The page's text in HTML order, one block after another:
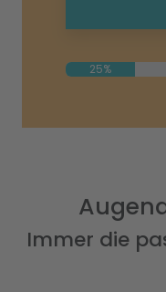
25%
Immer die